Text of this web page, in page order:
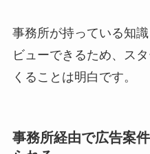
事務所が持っている知
ビューできるため、ス
くることは明白です。
事務所経由で広告案